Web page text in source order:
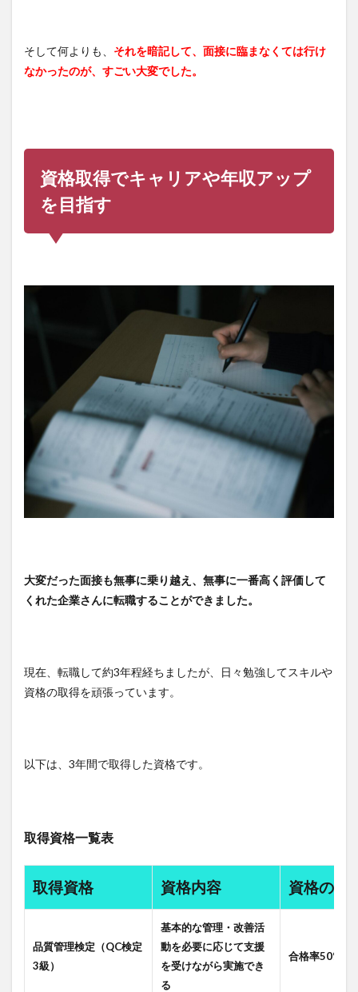
そして何よりも、 それを暗記して、面接に臨まなくては行け
なかったのが、すごい大変でした。
資格取得でキャリアや年収アップ
を目指す
大変だった面接も無事に乗り越え、無事に一番高く評価して
くれた企業さんに転職することができました。
現在、転職して約3年程経ちましたが、日々勉強してスキルや
資格の取得を頑張っています。
以下は、3年間で取得した資格です。
取得資格一覧表
取得資格 資格内容 資格の合
品質管理検定（QC検定
3級）
基本的な管理・改善活
動を必要に応じて支援
を受けながら実施でき
る
合格率50%